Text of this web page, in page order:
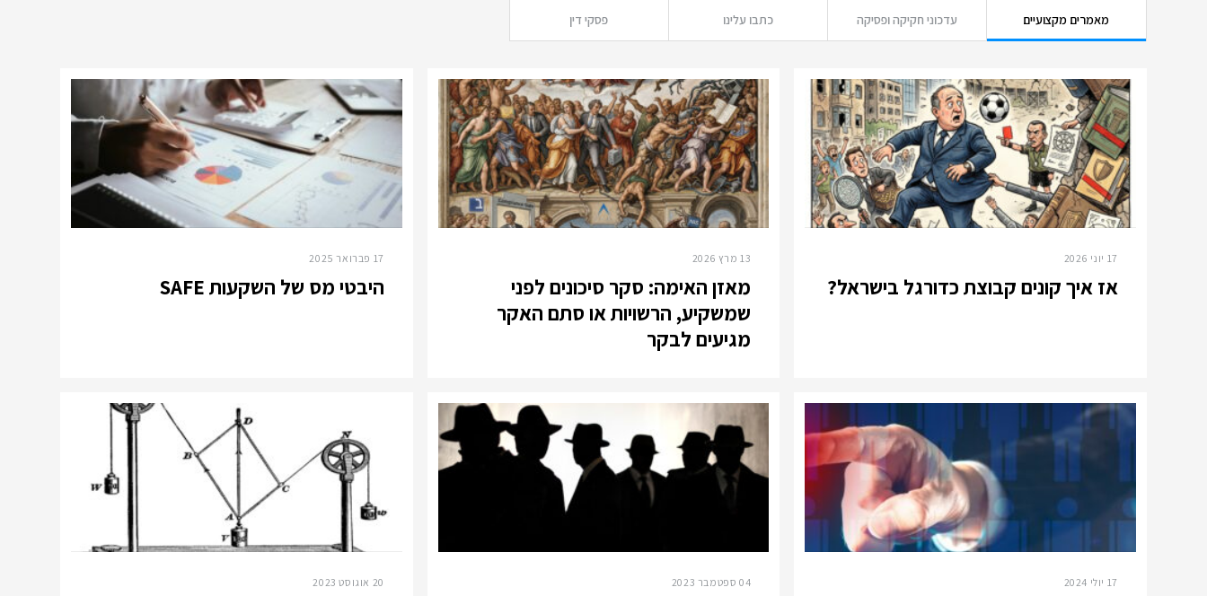
מאמרים מקצועיים עדכוני חקיקה ופסיקה כתבו עלינו פסקי דין
17 יוני 2026
אז איך קונים קבוצת כדורגל בישראל?
13 מרץ 2026
מאזן האימה: סקר סיכונים לפני
שמשקיע, הרשויות או סתם האקר
מגיעים לבקר
17 פברואר 2025
היבטי מס של השקעות SAFE
17 יולי 2024 04 ספטמבר 2023 20 אוגוסט 2023